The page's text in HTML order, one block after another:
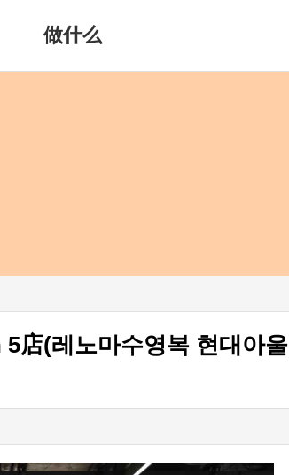
做什么
店(레노마수영복 현대아울